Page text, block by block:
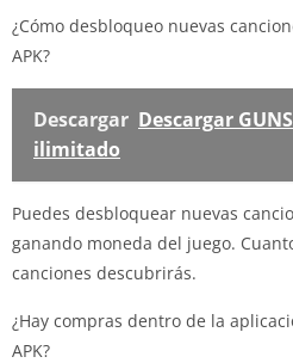
¿Cómo desbloqueo nuevas
APK?
Descargar Descargar
ilimitado
Puedes desbloquear nuevas
ganando moneda del juego.
canciones descubrirás.
¿Hay compras dentro de la
APK?